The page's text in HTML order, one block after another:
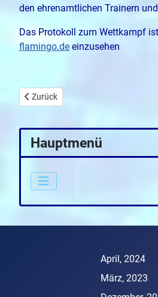
Hauptmenü
den ehrenamtlichen Trainern
Das Protokoll zum Wettkampf
flamingo.de einzusehen
Vorheriger Beitrag: Flamingos
Zurück
April, 2024
März, 2023